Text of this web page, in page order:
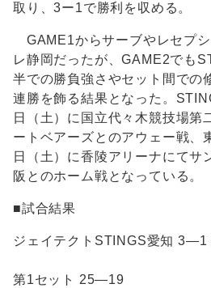
取り、3ー1で勝利を収める。
GAME1からサーブやレセプ
レ静岡だったが、GAME2でも
半での勝負強さやセット間での
連勝を飾る結果となった。
日（土）に国立代々木競技場第
ートベアーズとのアウェー戦、
日（土）に香陵アリーナにてサ
阪とのホーム戦となっている。
■試合結果
ジェイテクトSTINGS愛知 3―1
第1セット 25―19